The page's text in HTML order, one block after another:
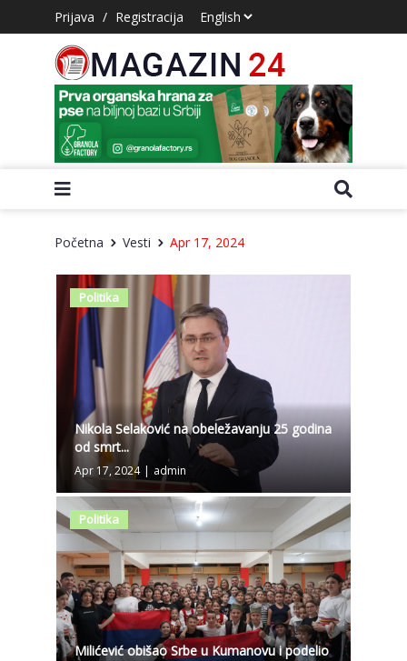
Prijava / Registracija
Početna Vesti Apr 17, 2024
Politika
Nikola Selaković na obeležavanju 25 godina
od smrt...
Apr 17, 2024 | admin
Politika
Milićević obišao Srbe u Kumanovu i podelio